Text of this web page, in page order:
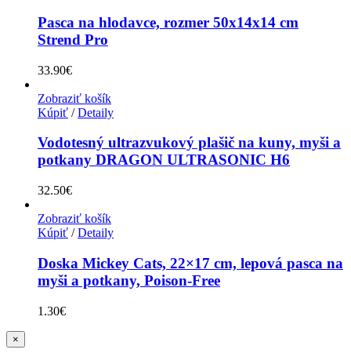
Pasca na hlodavce, rozmer 50x14x14 cm
Strend Pro
33.90€
Zobraziť košík
Kúpiť / Detaily
Vodotesný ultrazvukový plašič na kuny, myši a
potkany DRAGON ULTRASONIC H6
32.50€
Zobraziť košík
Kúpiť / Detaily
Doska Mickey Cats, 22×17 cm, lepová pasca na
myši a potkany, Poison-Free
1.30€
Zatvoriť
rýchle
×